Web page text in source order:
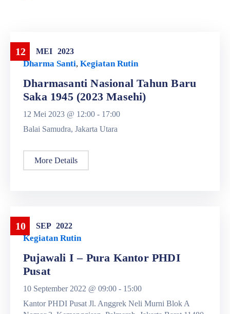
12 MEI 2023
Dharma Santi, Kegiatan Rutin
Dharmasanti Nasional Tahun Baru
Saka 1945 (2023 Masehi)
12 Mei 2023 @ 12:00 - 17:00
Balai Samudra, Jakarta Utara
More Details
10 SEP 2022
Kegiatan Rutin
Pujawali I – Pura Kantor PHDI
Pusat
10 September 2022 @ 09:00 - 15:00
Kantor PHDI Pusat Jl. Anggrek Neli Murni Blok A